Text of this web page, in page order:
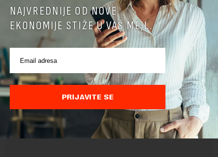
Pre slanja komentara, molimo vas da se upoznate sa
pravilima komentarisanja i pravilima korišćenja sajta.
Google Politika
Privatnosti iGoogle Uslovi Korišćenjasu primenjeni.
NAJVREDNIJE OD NOVE
EKONOMIJE STIŽE U VAŠ MEJL.
PRIJAVITE SE